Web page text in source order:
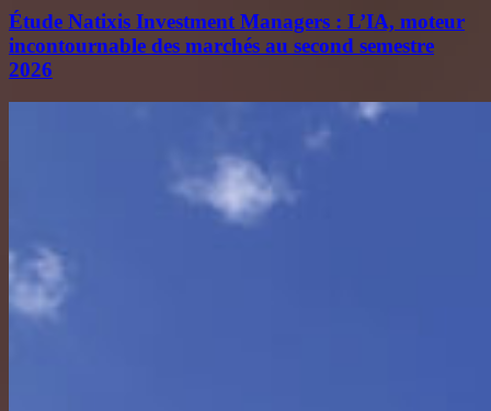
Étude Natixis Investment Managers : L’IA, moteur
incontournable des marchés au second semestre
2026